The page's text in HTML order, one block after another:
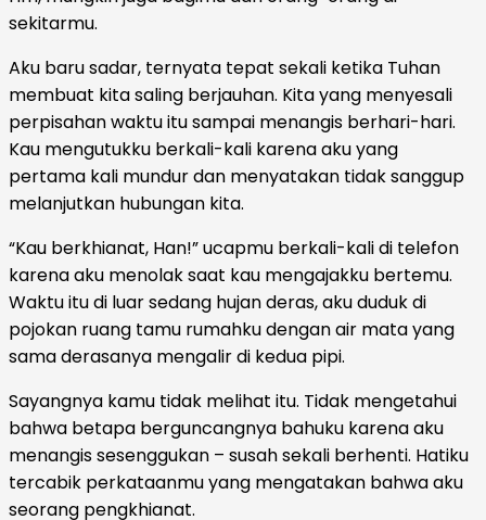
sekitarmu.
Aku baru sadar, ternyata tepat sekali ketika Tuhan
membuat kita saling berjauhan. Kita yang menyesali
perpisahan waktu itu sampai menangis berhari-hari.
Kau mengutukku berkali-kali karena aku yang
pertama kali mundur dan menyatakan tidak sanggup
melanjutkan hubungan kita.
“Kau berkhianat, Han!” ucapmu berkali-kali di telefon
karena aku menolak saat kau mengajakku bertemu.
Waktu itu di luar sedang hujan deras, aku duduk di
pojokan ruang tamu rumahku dengan air mata yang
sama derasanya mengalir di kedua pipi.
Sayangnya kamu tidak melihat itu. Tidak mengetahui
bahwa betapa berguncangnya bahuku karena aku
menangis sesenggukan – susah sekali berhenti. Hatiku
tercabik perkataanmu yang mengatakan bahwa aku
seorang pengkhianat.